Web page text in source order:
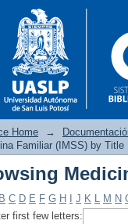
Home →
Familiar (IMSS) by Title
B C D E F G H J K L M N
first few letters: